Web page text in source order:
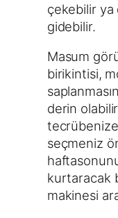
çekebilir ya
gidebilir.
Masum
birikintisi,
derin
seçmeniz
kurtaracak
makinesi